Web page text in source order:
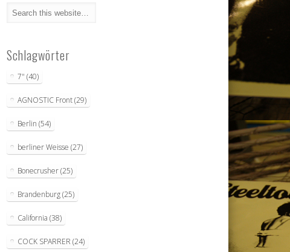
Schlagwörter
7" (40)
AGNOSTIC Front(29)
Berlin (54)
berliner Weisse (27)
Bonecrusher(25)
Brandenburg(25)
California (38)
COCK SPARRER (24)